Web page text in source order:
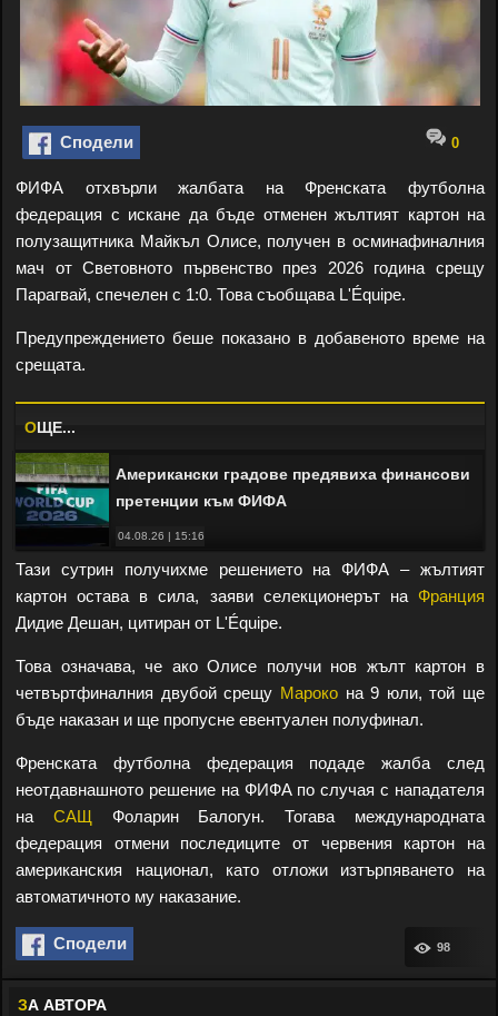
Сподели 0
ФИФА отхвърли жалбата на Френската футболна
федерация с искане да бъде отменен жълтият картон на
полузащитника Майкъл Олисе, получен в осминафиналния
мач от Световното първенство през 2026 година срещу
Парагвай, спечелен с 1:0. Това съобщава L'Équipe.
Предупреждението беше показано в добавеното време на
срещата.
OЩЕ...
04.08.26 | 15:16
Американски градове предявиха финансови
претенции към ФИФА
Тази сутрин получихме решението на ФИФА – жълтият
картон остава в сила, заяви селекционерът на Франция
Дидие Дешан, цитиран от L'Équipe.
Това означава, че ако Олисе получи нов жълт картон в
четвъртфиналния двубой срещу Марокона 9 юли, той ще
бъде наказан и ще пропусне евентуален полуфинал.
Френската футболна федерация подаде жалба след
неотдавнашното решение на ФИФА по случая с нападателя
на САЩ Фоларин Балогун. Тогава международната
федерация отмени последиците от червения картон на
американския национал, като отложи изтърпяването на
автоматичното му наказание.
Сподели 98
ЗА АВТОРА